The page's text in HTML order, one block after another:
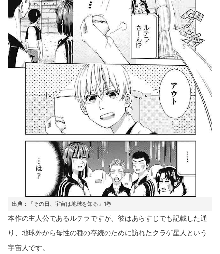
出典：『その日、宇宙は地球を知る』1巻
本作の主人公であるルテラですが、彼はあらすじでも記載した通
り、地球外から母性の種の存続のために訪れたクラゲ星人という
宇宙人です。